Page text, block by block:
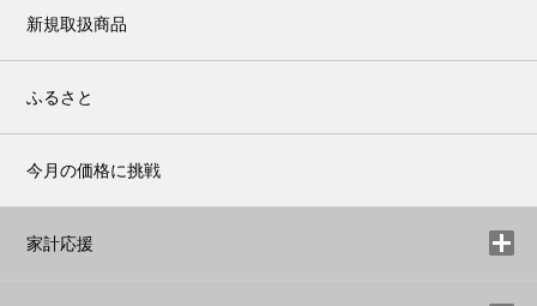
新規取扱商品
ふるさと
今月の価格に挑戦
家計応援